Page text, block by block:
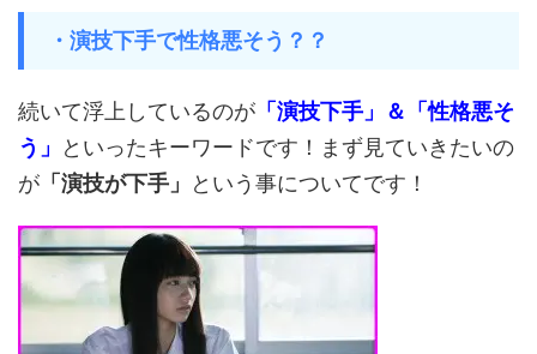
・演技下手で性格悪そう？？
続いて浮上しているのが 「演技下手」＆「性格悪そ
う」
といったキーワードです！まず見ていきたいの
が 「演技が下手」 という事についてです！